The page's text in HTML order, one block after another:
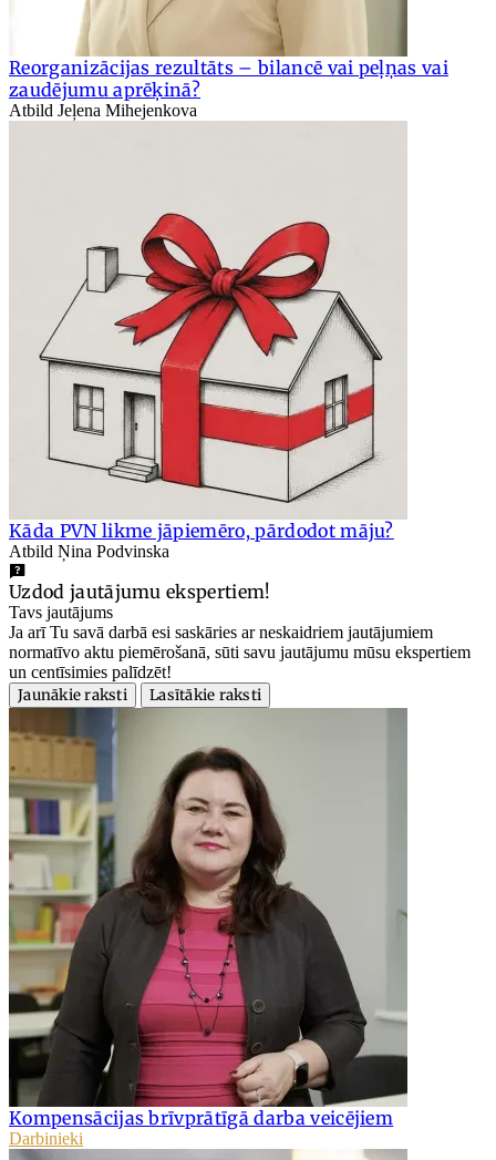
Reorganizācijas rezultāts – bilancē vai peļņas vai
zaudējumu aprēķinā?
Atbild Jeļena Mihejenkova
Kāda PVN likme jāpiemēro, pārdodot māju?
Atbild Ņina Podvinska
Uzdod jautājumu ekspertiem!
Tavs jautājums
Ja arī Tu savā darbā esi saskāries ar neskaidriem jautājumiem
normatīvo aktu piemērošanā, sūti savu jautājumu mūsu ekspertiem
un centīsimies palīdzēt!
Jaunākie raksti
Lasītākie raksti
Kompensācijas brīvprātīgā darba veicējiem
Darbinieki